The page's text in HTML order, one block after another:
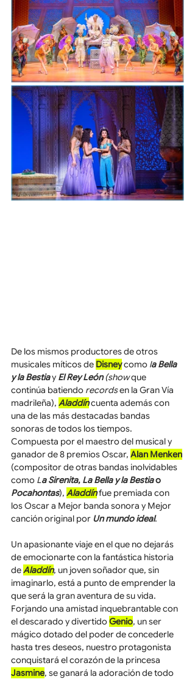
De los mismos productores de otros
musicales míticos de Disney como la Bella
y la Bestiay El Rey León (show que
continúa batiendo records en la Gran Vía
madrileña), Aladdín cuenta además con
una de las más destacadas bandas
sonoras de todos los tiempos.
Compuesta por el maestro del musical y
ganador de 8 premios Oscar, Alan Menken
(compositor de otras bandas inolvidables
como La Sirenita, La Bella y la Bestia o
Pocahontas), Aladdín fue premiada con
los Oscar a Mejor banda sonora y Mejor
canción original por Un mundo ideal.
Un apasionante viaje en el que no dejarás
de emocionarte con la fantástica historia
de Aladdín, un joven soñador que, sin
imaginarlo, está a punto de emprender la
que será la gran aventura de su vida.
Forjando una amistad inquebrantable con
el descarado y divertido Genio, un ser
mágico dotado del poder de concederle
hasta tres deseos, nuestro protagonista
conquistará el corazón de la princesa
Jasmine, se ganará la adoración de todo